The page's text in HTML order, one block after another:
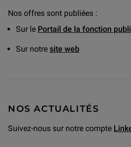
Nos offres sont publiées :
Sur le Portail de la fonction
Sur notre site web
NOS ACTUALITÉS
Suivez-nous sur notre compte